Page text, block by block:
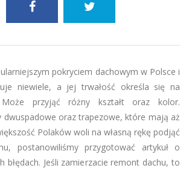
pokryciem dachowym w Polsce i
niewiele, a jej trwałość określa się na
przyjąć różny kształt oraz kolor.
dwuspadowe oraz trapezowe, które mają aż
Polaków woli na własną rękę podjąć
postanowiliśmy przygotować artykuł o
błędach. Jeśli zamierzacie remont dachu, to